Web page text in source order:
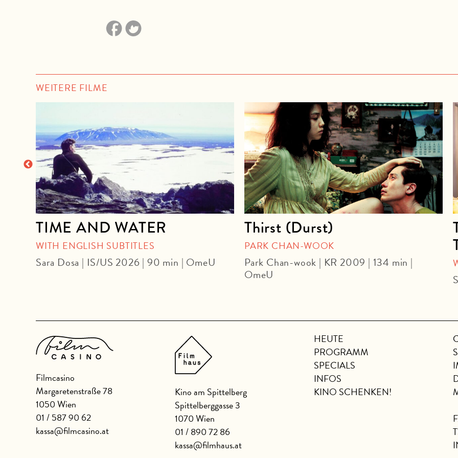
WEITERE FILME
TIME AND WATER
WITH ENGLISH SUBTITLES
Sara Dosa | IS/US 2026 | 90 min | OmeU
Thirst (Durst)
PARK CHAN-WOOK
Park Chan-wook | KR 2009 | 134 min |
OmeU
Filmcasino
Margaretenstraße 78
1050 Wien
01 / 587 90 62
kassa@filmcasino.at
Kino am Spittelberg
Spittelberggasse 3
1070 Wien
01 / 890 72 86
kassa@filmhaus.at
HEUTE
PROGRAMM
SPECIALS
INFOS
KINO SCHENKEN!